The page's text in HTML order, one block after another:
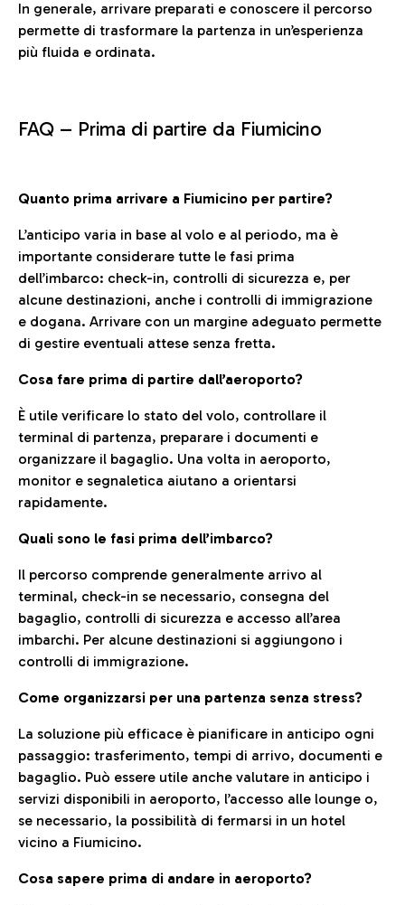
In generale, arrivare preparati e conoscere il percorso
permette di trasformare la partenza in un’esperienza
più fluida e ordinata.
FAQ – Prima di partire da Fiumicino
Quanto prima arrivare a Fiumicino per partire?
L’anticipo varia in base al volo e al periodo, ma è
importante considerare tutte le fasi prima
dell’imbarco: check-in, controlli di sicurezza e, per
alcune destinazioni, anche i controlli di immigrazione
e dogana. Arrivare con un margine adeguato permette
di gestire eventuali attese senza fretta.
Cosa fare prima di partire dall’aeroporto?
È utile verificare lo stato del volo, controllare il
terminal di partenza, preparare i documenti e
organizzare il bagaglio. Una volta in aeroporto,
monitor e segnaletica aiutano a orientarsi
rapidamente.
Quali sono le fasi prima dell’imbarco?
Il percorso comprende generalmente arrivo al
terminal, check-in se necessario, consegna del
bagaglio, controlli di sicurezza e accesso all’area
imbarchi. Per alcune destinazioni si aggiungono i
controlli di immigrazione.
Come organizzarsi per una partenza senza stress?
La soluzione più efficace è pianificare in anticipo ogni
passaggio: trasferimento, tempi di arrivo, documenti e
bagaglio. Può essere utile anche valutare in anticipo i
servizi disponibili in aeroporto, l’accesso alle lounge o,
se necessario, la possibilità di fermarsi in un hotel
vicino a Fiumicino.
Cosa sapere prima di andare in aeroporto?